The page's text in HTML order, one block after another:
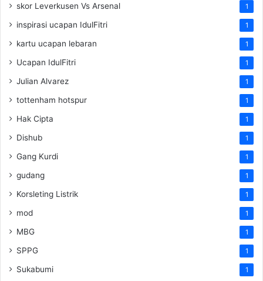
skor Leverkusen Vs Arsenal 1
inspirasi ucapan IdulFitri 1
kartu ucapan lebaran 1
Ucapan IdulFitri 1
Julian Alvarez 1
tottenham hotspur 1
Hak Cipta 1
Dishub 1
Gang Kurdi 1
gudang 1
Korsleting Listrik 1
mod 1
MBG 1
SPPG 1
Sukabumi 1